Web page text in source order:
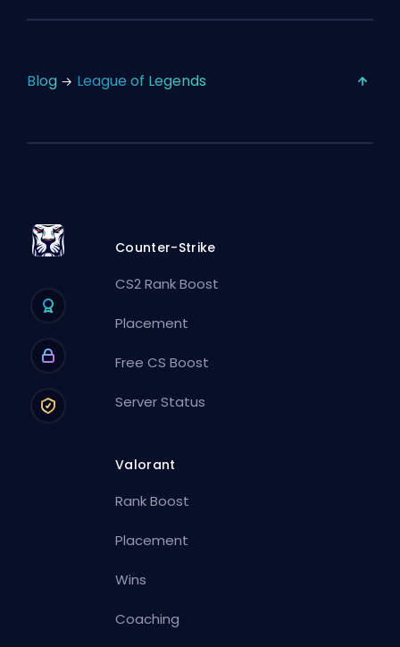
Blog League of Legends
Counter-Strike
CS2 Rank Boost
Placement
Free CS Boost
Server Status
Valorant
Rank Boost
Placement
Wins
Coaching